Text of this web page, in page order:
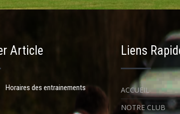
Article
Horaires des entrainements
Liens
ACCUEIL
NOTRE CLUB